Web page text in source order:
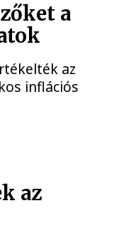
a
az
inflációs
az